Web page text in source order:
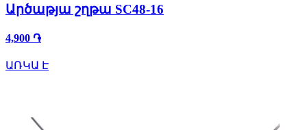
Արծաթյա շղթա SC48-16
4,900 ֏
ԱՌԿԱ Է